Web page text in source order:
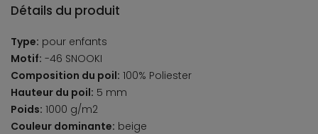
Détails du produit
Type: pour enfants
Motif: -46 SNOOKI
Composition du poil: 100% Poliester
Hauteur du poil: 5 mm
Poids: 1000 g/m2
Couleur dominante: beige